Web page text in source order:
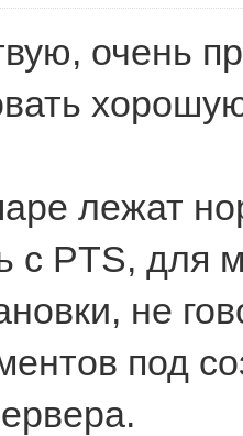
очень
лежат
с PTS, для
не
под